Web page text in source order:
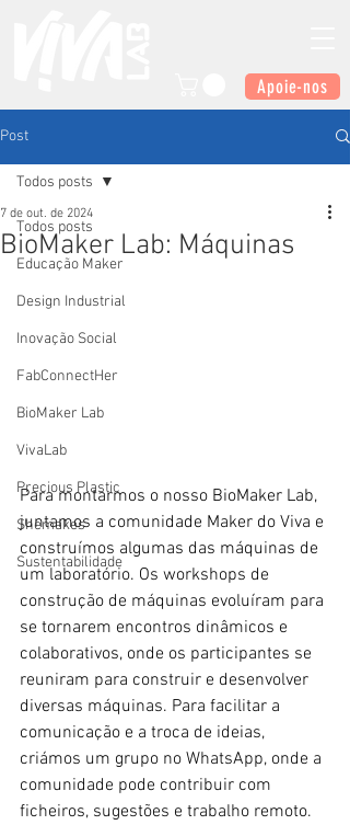
Apoie-nos
Post
Todos posts
Educação Maker
Design Industrial
Inovação Social
FabConnectHer
BioMaker Lab
VivaLab
Precious Plastic
Shemakes
Sustentabilidade
Todos posts
BioMaker Lab: Máquinas
7 de out. de 2024
Para montarmos o nosso BioMaker Lab,
juntamos a comunidade Maker do Viva e
construímos algumas das máquinas de
um laboratório. Os workshops de
construção de máquinas evoluíram para
se tornarem encontros dinâmicos e
colaborativos, onde os participantes se
reuniram para construir e desenvolver
diversas máquinas. Para facilitar a
comunicação e a troca de ideias,
criámos um grupo no WhatsApp, onde a
comunidade pode contribuir com
ficheiros, sugestões e trabalho remoto.